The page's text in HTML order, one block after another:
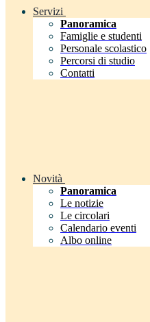
Servizi
Panoramica
Famiglie e studenti
Personale scolastico
Percorsi di studio
Contatti
Novità
Panoramica
Le notizie
Le circolari
Calendario eventi
Albo online